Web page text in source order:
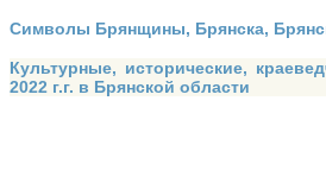
Символы Брянщины, Брянска,
Культурные, исторические,
2022 г.г. в Брянской области